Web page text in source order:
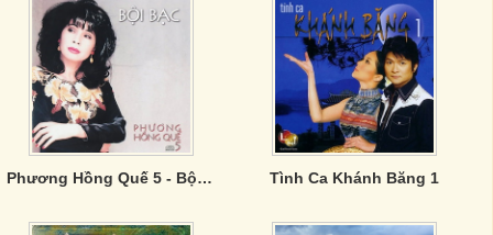
Phương Hồng Quế 5 - Bội Bạc Tình Ca Khánh Băng 1